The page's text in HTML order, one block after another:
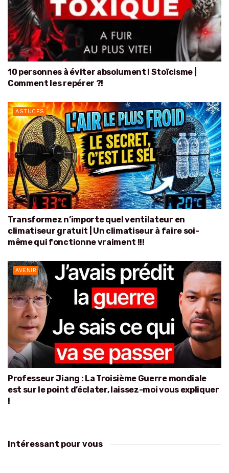
10 personnes à éviter absolument ! Stoïcisme |
Comment les repérer ?!
ASTUCES
Transformez n’importe quel ventilateur en
climatiseur gratuit | Un climatiseur à faire soi-
même qui fonctionne vraiment !!!
AVENIR
Professeur Jiang : La Troisième Guerre mondiale
est sur le point d’éclater, laissez-moi vous expliquer
!
Intéressant pour vous